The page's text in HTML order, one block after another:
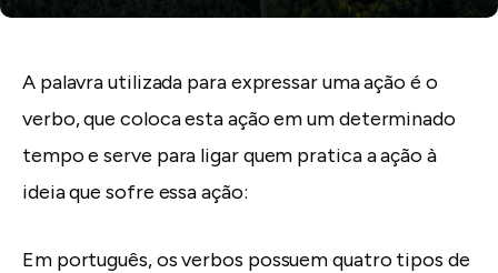
A palavra utilizada para expressar uma ação é o
verbo, que coloca esta ação em um determinado
tempo e serve para ligar quem pratica a ação à
ideia que sofre essa ação:
Em português, os verbos possuem quatro tipos de